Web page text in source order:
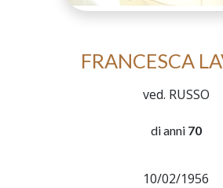
FRANCESCA
ved. RUSSO
di anni 70
10/02/1956